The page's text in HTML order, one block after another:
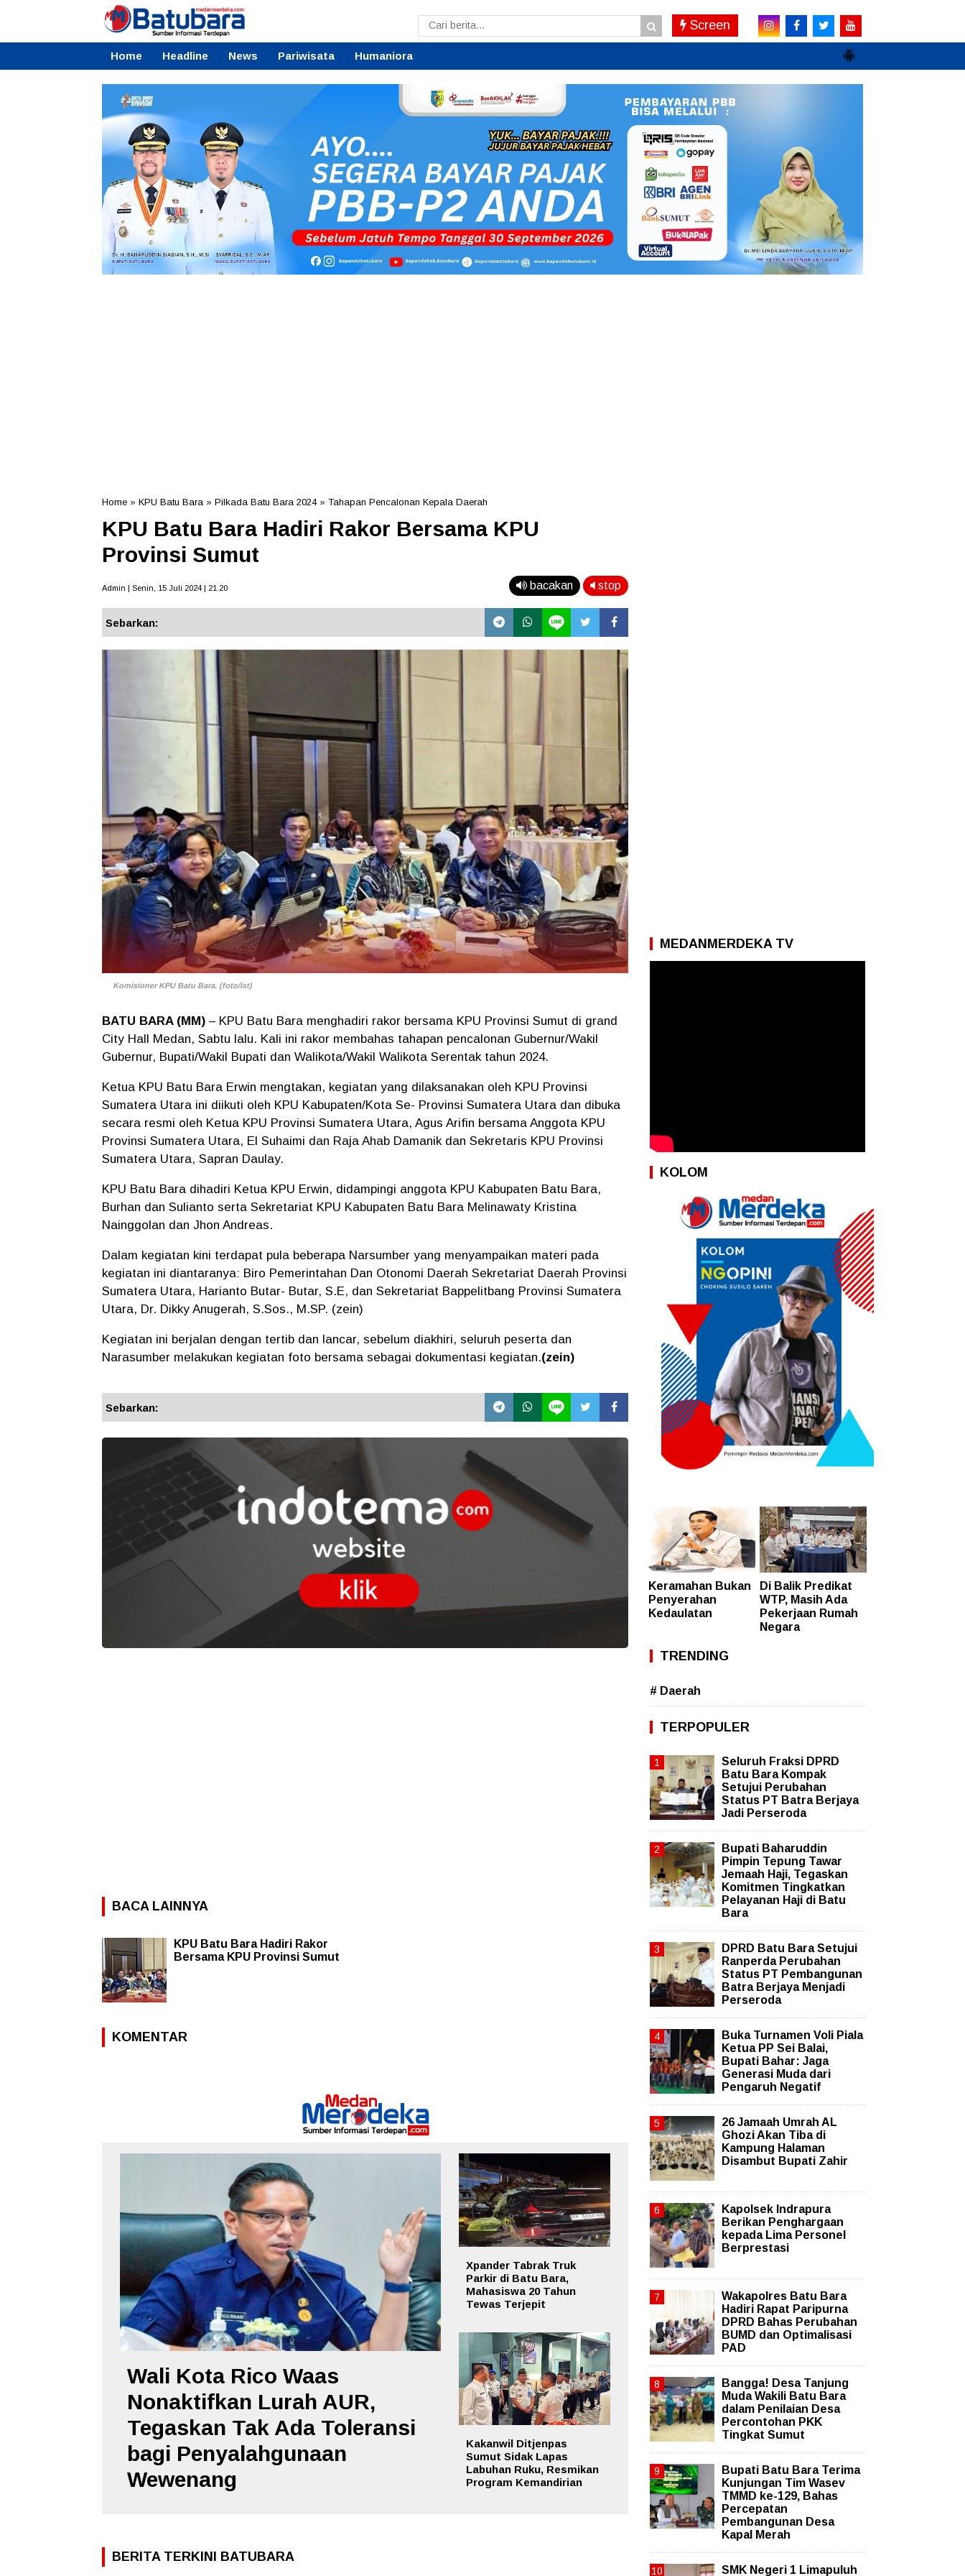
Screen
Home Headline News Pariwisata Humaniora
Home » KPU Batu Bara » Pilkada Batu Bara 2024» Tahapan Pencalonan Kepala Daerah
KPU Batu Bara Hadiri Rakor Bersama KPU
Provinsi Sumut
Admin | Senin, 15 Juli 2024 | 21.20 bacakan stop
Sebarkan:
Komisioner KPU Batu Bara. (foto/ist)
BATU BARA (MM) – KPU Batu Bara menghadiri rakor bersama KPU Provinsi Sumut di grand
City Hall Medan, Sabtu lalu. Kali ini rakor membahas tahapan pencalonan Gubernur/Wakil
Gubernur, Bupati/Wakil Bupati dan Walikota/Wakil Walikota Serentak tahun 2024.
Ketua KPU Batu Bara Erwin mengtakan, kegiatan yang dilaksanakan oleh KPU Provinsi
Sumatera Utara ini diikuti oleh KPU Kabupaten/Kota Se- Provinsi Sumatera Utara dan dibuka
secara resmi oleh Ketua KPU Provinsi Sumatera Utara, Agus Arifin bersama Anggota KPU
Provinsi Sumatera Utara, El Suhaimi dan Raja Ahab Damanik dan Sekretaris KPU Provinsi
Sumatera Utara, Sapran Daulay.
KPU Batu Bara dihadiri Ketua KPU Erwin, didampingi anggota KPU Kabupaten Batu Bara,
Burhan dan Sulianto serta Sekretariat KPU Kabupaten Batu Bara Melinawaty Kristina
Nainggolan dan Jhon Andreas.
Dalam kegiatan kini terdapat pula beberapa Narsumber yang menyampaikan materi pada
kegiatan ini diantaranya: Biro Pemerintahan Dan Otonomi Daerah Sekretariat Daerah Provinsi
Sumatera Utara, Harianto Butar- Butar, S.E, dan Sekretariat Bappelitbang Provinsi Sumatera
Utara, Dr. Dikky Anugerah, S.Sos., M.SP. (zein)
Kegiatan ini berjalan dengan tertib dan lancar, sebelum diakhiri, seluruh peserta dan
Narasumber melakukan kegiatan foto bersama sebagai dokumentasi kegiatan.(zein)
Sebarkan:
BACA LAINNYA
KPU Batu Bara Hadiri Rakor
Bersama KPU Provinsi Sumut
KOMENTAR
Wali Kota Rico Waas
Nonaktifkan Lurah AUR,
Tegaskan Tak Ada Toleransi
bagi Penyalahgunaan
Wewenang
Xpander Tabrak Truk
Parkir di Batu Bara,
Mahasiswa 20 Tahun
Tewas Terjepit
Kakanwil Ditjenpas
Sumut Sidak Lapas
Labuhan Ruku, Resmikan
Program Kemandirian
BERITA TERKINI BATUBARA
MEDANMERDEKA TV
KOLOM
Keramahan Bukan
Penyerahan
Kedaulatan
Di Balik Predikat
WTP, Masih Ada
Pekerjaan Rumah
Negara
TRENDING
# Daerah
TERPOPULER
Seluruh Fraksi DPRD
Batu Bara Kompak
Setujui Perubahan
Status PT Batra Berjaya
Jadi Perseroda
Bupati Baharuddin
Pimpin Tepung Tawar
Jemaah Haji, Tegaskan
Komitmen Tingkatkan
Pelayanan Haji di Batu
Bara
DPRD Batu Bara Setujui
Ranperda Perubahan
Status PT Pembangunan
Batra Berjaya Menjadi
Perseroda
Buka Turnamen Voli Piala
Ketua PP Sei Balai,
Bupati Bahar: Jaga
Generasi Muda dari
Pengaruh Negatif
26 Jamaah Umrah AL
Ghozi Akan Tiba di
Kampung Halaman
Disambut Bupati Zahir
Kapolsek Indrapura
Berikan Penghargaan
kepada Lima Personel
Berprestasi
Wakapolres Batu Bara
Hadiri Rapat Paripurna
DPRD Bahas Perubahan
BUMD dan Optimalisasi
PAD
Bangga! Desa Tanjung
Muda Wakili Batu Bara
dalam Penilaian Desa
Percontohan PKK
Tingkat Sumut
Bupati Batu Bara Terima
Kunjungan Tim Wasev
TMMD ke-129, Bahas
Percepatan
Pembangunan Desa
Kapal Merah
SMK Negeri 1 Limapuluh